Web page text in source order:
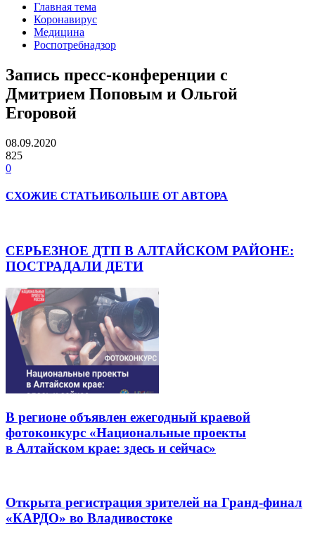
Главная тема
Коронавирус
Медицина
Роспотребнадзор
Запись пресс-конференции с
Дмитрием Поповым и Ольгой
Егоровой
08.09.2020
825
0
СХОЖИЕ СТАТЬИБОЛЬШЕ ОТ АВТОРА
СЕРЬЕЗНОЕ ДТП В АЛТАЙСКОМ РАЙОНЕ:
ПОСТРАДАЛИ ДЕТИ
В регионе объявлен ежегодный краевой
фотоконкурс «Национальные проекты
в Алтайском крае: здесь и сейчас»
Открыта регистрация зрителей на Гранд-финал
«КАРДО» во Владивостоке